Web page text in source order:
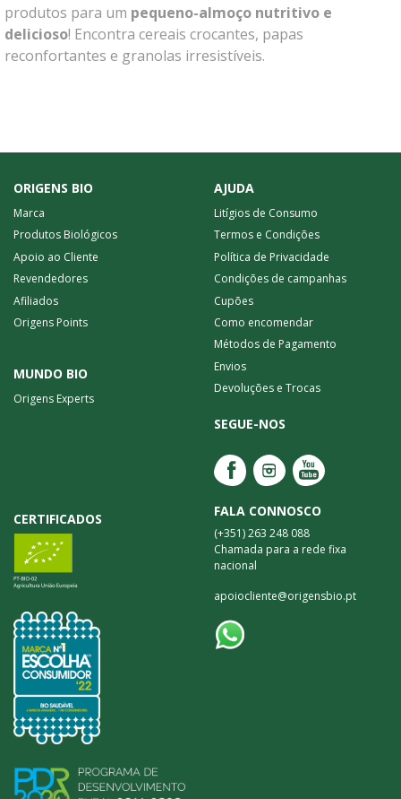
produtos para um pequeno-almoço nutritivo e
delicioso! Encontra cereais crocantes, papas
reconfortantes e granolas irresistíveis.
ORIGENS BIO
Marca
Produtos Biológicos
Apoio ao Cliente
Revendedores
Afiliados
Origens Points
AJUDA
Litígios de Consumo
Termos e Condições
Política de Privacidade
Condições de campanhas
Cupões
Como encomendar
Métodos de Pagamento
Envios
Devoluções e Trocas
MUNDO BIO
Origens Experts
SEGUE-NOS
FALA CONNOSCO
(+351) 263 248 088
Chamada para a rede fixa
nacional
apoiocliente@origensbio.pt
CERTIFICADOS